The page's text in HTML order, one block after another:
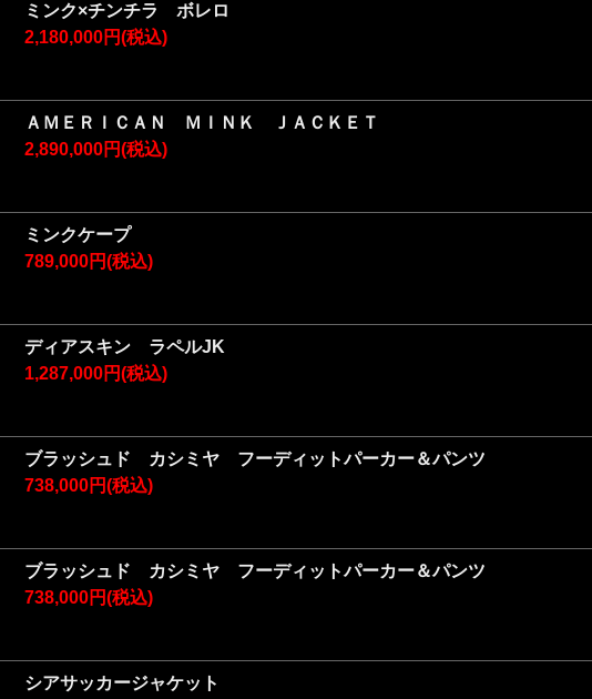
ミンク×チンチラ ボレロ
2,180,000円(税込)
ＡＭＥＲＩＣＡＮ ＭＩＮＫ ＪＡＣＫＥＴ
2,890,000円(税込)
ミンクケープ
789,000円(税込)
ディアスキン ラペルJK
1,287,000円(税込)
ブラッシュド カシミヤ フーディットパーカー＆パンツ
738,000円(税込)
ブラッシュド カシミヤ フーディットパーカー＆パンツ
738,000円(税込)
シアサッカージャケット